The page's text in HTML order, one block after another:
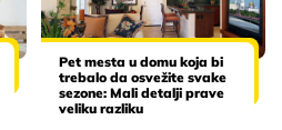
Pet mesta u domu koja bi
trebalo da osvežite svake
sezone: Mali detalji prave
veliku razliku